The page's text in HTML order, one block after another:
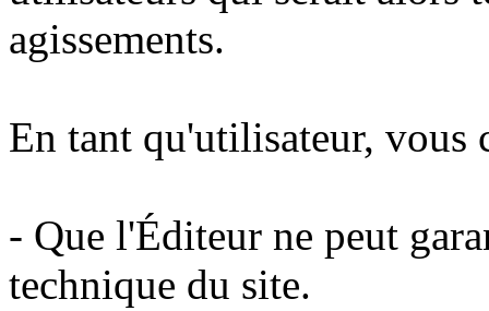
agissements.
En tant qu'utilisateur, vous
- Que l'Éditeur ne peut
technique du site.